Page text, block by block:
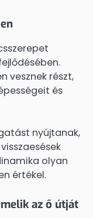
vesznek részt,
és
nyújtanak,
olyan
értékel.
az ő útját